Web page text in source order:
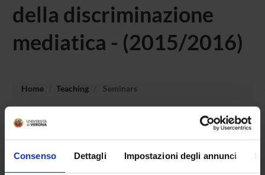
Consenso Dettagli Impostazioni degli annunci
della discriminazione
mediatica - (2015/2016)
Home Teaching Seminars
No recent seminar found relating to teaching Esercitazioni.